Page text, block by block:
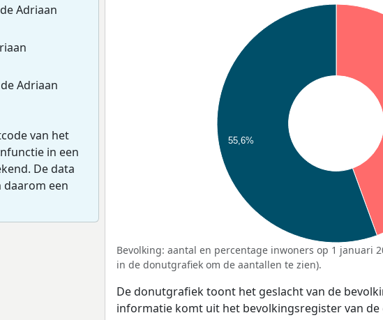
Adriaan
Adriaan
van het
in een
De data
een
55,6%
Bevolking: aantal en percentage inwoners op 1 januari
in de donutgrafiek om de aantallen te zien).
De donutgrafiek toont het geslacht van de
informatie komt uit het bevolkingsregister van de